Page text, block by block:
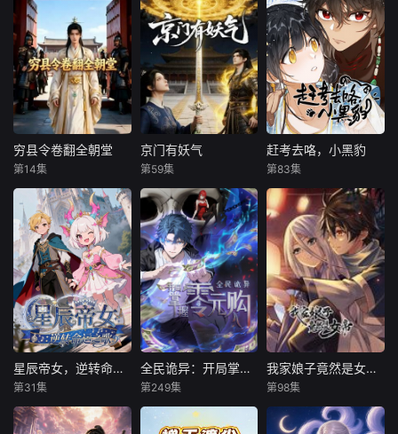
穷县令卷翻全朝堂
皇帝微服探访传闻
中饿殍遍野的云溪
县，却发现此地富
庶安定。县令沈砚
推行新政、研制新
物，百姓安居乐
业。皇帝彻查后揪
出贪腐官员与谋逆
太子，力排众议在
全国推广云溪之
法。新政强国安
获全胜，而沈砚
穷县令卷翻全朝堂
第14集
京门有妖气
捉妖世家传人林绾
被迫嫁入暗藏邪修
的国公府后，意外
觉醒先祖传承捉妖
之力，为保家国安
宁，她破除妖兽邪
功、救助病娇夫
君，并解锁传承之
力决战上古邪宗，
最终成功守护家国
与挚爱。
京门有妖气
第59集
赶考去咯，小黑豹
“今年的状元一定是
我！”土匪头子的女
儿龙瑶如是说。“就
凭你这种笨蛋？”小
豹妖吭哧吭哧地在
一旁磨墨。在科考
不问性别、为官不
看出身的盛世大
燕，每个书生都有
一个这样的状元
梦。
赶考去咯，小黑豹
第83集
星辰帝女，逆转命运之歌
五大王国并立的世
星辰帝女，逆转命运之歌
第31集
全民诡异：开局掌握零元购
诡异末世降临，男
全民诡异：开局掌握零元购
第249集
我家娘子竟然是女帝 动态漫画
我家老婆貌美如
我家娘子竟然是女帝 动态漫画
第98集